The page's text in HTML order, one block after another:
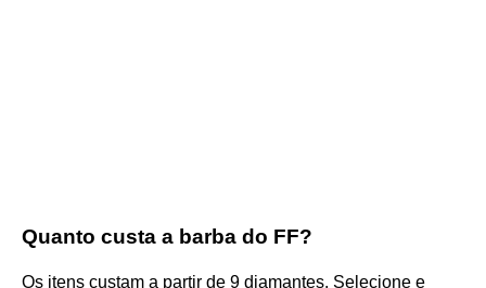
Quanto custa a barba do FF?
Os itens custam a partir de 9 diamantes. Selecione e